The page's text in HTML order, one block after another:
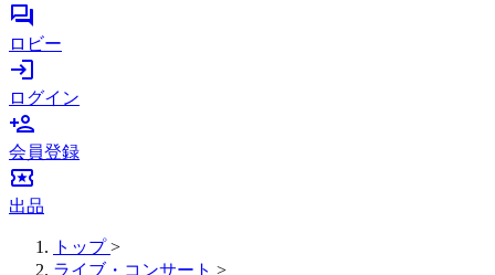
forum
ロビー
login
ログイン
person_add
会員登録
local_activity
出品
トップ >
ライブ・コンサート >